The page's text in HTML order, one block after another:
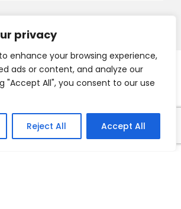
privacy
enhance your browsing experience,
ads or content, and analyze our
"Accept All", you consent to our use
Reject All Accept All
HV-A, All Right Reserved